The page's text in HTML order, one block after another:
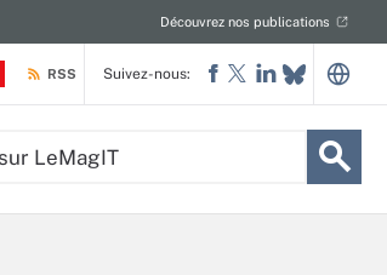
Découvrez nos publications
RSS Suivez-nous: